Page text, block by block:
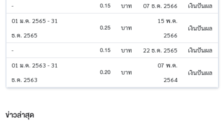
- 0.15 บาท 07 ธ.ค. 2566
เงินปันผล
01 ม.ค. 2565 - 31
ธ.ค. 2565
0.25 บาท
15 พ.ค.
2566
เงินปันผล
- 0.15 บาท 22 ธ.ค. 2565
เงินปันผล
01 ม.ค. 2563 - 31
ธ.ค. 2563
0.20 บาท
07 พ.ค.
2564
เงินปันผล
ข่าวล่าสุด